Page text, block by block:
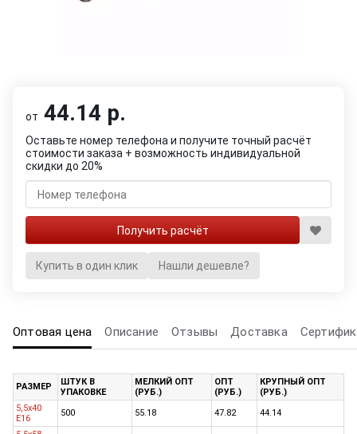
от 44.14 р.
Оставьте номер телефона и получите точный расчёт
стоимости заказа + возможность индивидуальной
скидки до 20%
Купить в один клик Нашли дешевле?
Оптовая цена Описание Отзывы Доставка
РАЗМЕР
ШТУК В
УПАКОВКЕ
МЕЛКИЙ ОПТ
(РУБ.)
ОПТ
(РУБ.)
КРУПНЫЙ ОПТ
(РУБ.)
5,5x40
E16
500 55.18 47.82 44.14